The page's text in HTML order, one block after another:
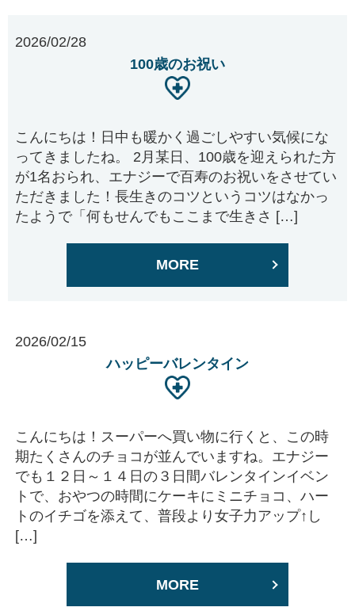
2026/02/28
100歳のお祝い
こんにちは！日中も暖かく過ごしやすい気候にな
ってきましたね。 2月某日、100歳を迎えられた方
が1名おられ、エナジーで百寿のお祝いをさせてい
ただきました！長生きのコツというコツはなかっ
たようで「何もせんでもここまで生きさ […]
MORE
2026/02/15
ハッピーバレンタイン
こんにちは！スーパーへ買い物に行くと、この時
期たくさんのチョコが並んでいますね。エナジー
でも１２日～１４日の３日間バレンタインイベン
トで、おやつの時間にケーキにミニチョコ、ハー
トのイチゴを添えて、普段より女子力アップ↑し
[…]
MORE